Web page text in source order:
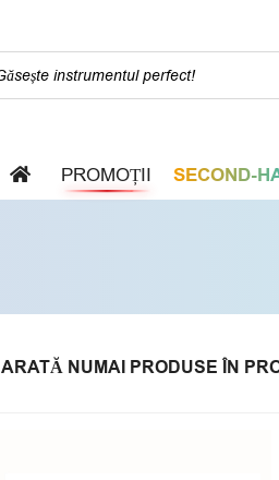
PROMOȚII SECOND-
ARATĂ NUMAI PRODUSE ÎN